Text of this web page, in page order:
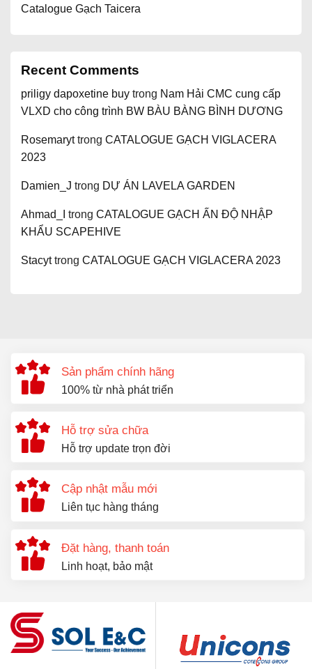
Catalogue Gạch Taicera
Recent Comments
priligy dapoxetine buy trong Nam Hải CMC cung cấp
VLXD cho công trình BW BÀU BÀNG BÌNH DƯƠNG
Rosemaryttrong CATALOGUE GẠCH VIGLACERA
2023
Damien_J trong DỰ ÁN LAVELA GARDEN
Ahmad_I trong CATALOGUE GẠCH ẤN ĐỘ NHẬP
KHẨU SCAPEHIVE
Stacyttrong CATALOGUE GẠCH VIGLACERA 2023
Sản phẩm chính hãng
100% từ nhà phát triển
Hỗ trợ sửa chữa
Hỗ trợ update trọn đời
Cập nhật mẫu mới
Liên tục hàng tháng
Đặt hàng, thanh toán
Linh hoạt, bảo mật